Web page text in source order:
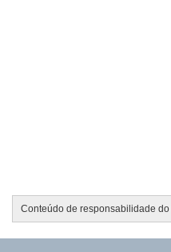
Conteúdo de responsabilidade do